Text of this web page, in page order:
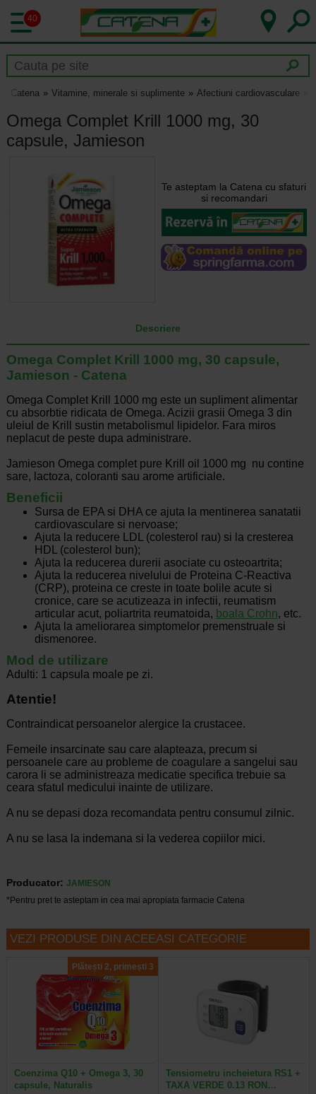
40
Catena Vitamine, minerale si suplimente Afectiuni cardiovasculare
Omega Complet Krill 1000 mg, 30
capsule, Jamieson
Te asteptam la Catena cu sfaturi
si recomandari
Descriere
Omega Complet Krill 1000 mg, 30 capsule,
Jamieson - Catena
Omega Complet Krill 1000 mg este un supliment alimentar
cu absorbtie ridicata de Omega. Acizii grasii Omega 3 din
uleiul de Krill sustin metabolismul lipidelor. Fara miros
neplacut de peste dupa administrare.
Jamieson Omega complet pure Krill oil 1000 mg nu contine
sare, lactoza, coloranti sau arome artificiale.
Beneficii
Sursa de EPA si DHA ce ajuta la mentinerea sanatatii
cardiovasculare si nervoase;
Ajuta la reducere LDL (colesterol rau) si la cresterea
HDL (colesterol bun);
Ajuta la reducerea durerii asociate cu osteoartrita;
Ajuta la reducerea nivelului de Proteina C-Reactiva
(CRP), proteina ce creste in toate bolile acute si
cronice, care se acutizeaza in infectii, reumatism
articular acut, poliartrita reumatoida, boala Crohn, etc.
Ajuta la ameliorarea simptomelor premenstruale si
dismenoree.
Mod de utilizare
Adulti: 1 capsula moale pe zi.
Atentie!
Contraindicat persoanelor alergice la crustacee.
Femeile insarcinate sau care alapteaza, precum si
persoanele care au probleme de coagulare a sangelui sau
carora li se administreaza medicatie specifica trebuie sa
ceara sfatul medicului inainte de utilizare.
A nu se depasi doza recomandata pentru consumul zilnic.
A nu se lasa la indemana si la vederea copiilor mici.
Producator: JAMIESON
*Pentru pret te asteptam in cea mai apropiata farmacie Catena
VEZI PRODUSE DIN ACEEASI CATEGORIE
Plătești 2, primești 3
Coenzima Q10 + Omega 3, 30
capsule, Naturalis
Tensiometru incheietura RS1 +
TAXA VERDE 0.13 RON…